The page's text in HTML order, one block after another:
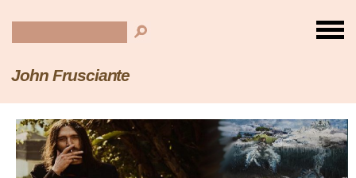
John Frusciante